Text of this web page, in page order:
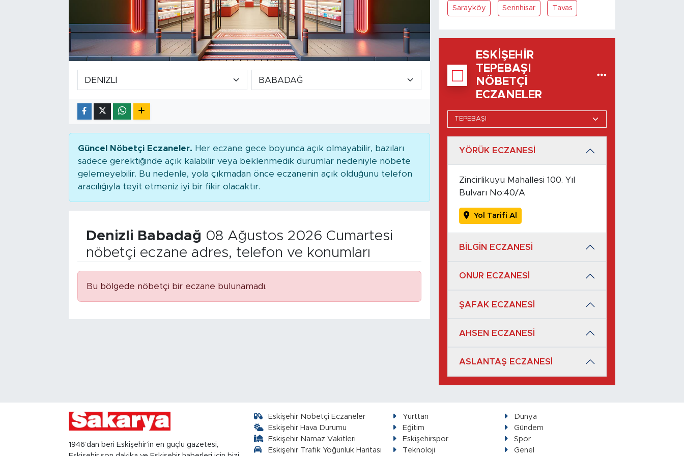
Güncel Nöbetçi Eczaneler. Her eczane gece boyunca açık olmayabilir, bazıları
sadece gerektiğinde açık kalabilir veya beklenmedik durumlar nedeniyle nöbete
gelemeyebilir. Bu nedenle, yola çıkmadan önce eczanenin açık olduğunu telefon
aracılığıyla teyit etmeniz iyi bir fikir olacaktır.
Denizli Babadağ 08 Ağustos 2026 Cumartesi
nöbetçi eczane adres, telefon ve konumları
Bu bölgede nöbetçi bir eczane bulunamadı.
Sarayköy Serinhisar Tavas
ESKIŞEHIR
TEPEBAŞI
NÖBETÇI
ECZANELER
YÖRÜK ECZANESİ
Zincirlikuyu Mahallesi 100. Yıl
Bulvarı No:40/A
Yol Tarifi Al
BİLGİN ECZANESİ
ONUR ECZANESİ
ŞAFAK ECZANESİ
AHSEN ECZANESİ
ASLANTAŞ ECZANESİ
1946’dan beri Eskişehir’in en güçlü gazetesi,
Eskişehir Nöbetçi Eczaneler
Eskişehir Hava Durumu
Eskişehir Namaz Vakitleri
Eskişehir Trafik Yoğunluk Haritası
Yurttan
Dünya
Eğitim
Gündem
Eskişehirspor
Spor
Teknoloji
Genel